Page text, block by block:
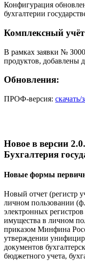
Конфигурация
бухгалтерии
Комплексный учёт
В рамках заявки №
продуктов, добавлены
Обновления:
ПРОФ-версия: скачать/
Новое в версии
Бухгалтерия
Новые формы
Новый отчет (регистр
личном пользовании
электронных регистров
имущества в личном
приказом Минфина
утверждении
документов
бюджетного учета,